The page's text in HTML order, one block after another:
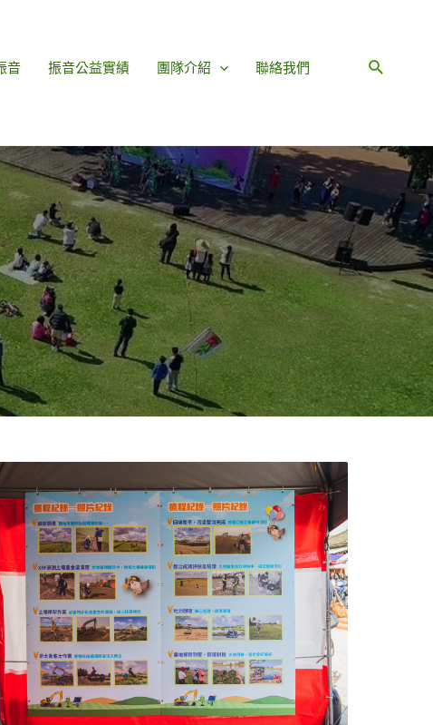
音 振音公益實績 團隊介紹 聯絡我們